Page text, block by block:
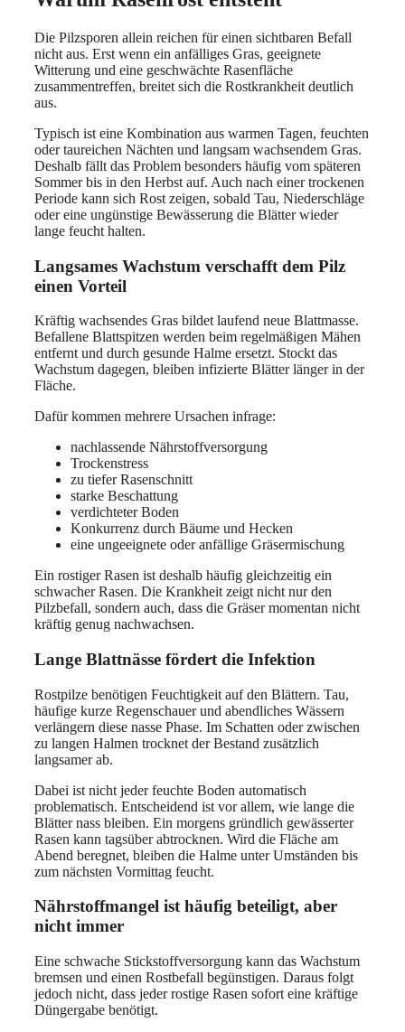
Die Pilzsporen allein reichen für einen sichtbaren Befall
nicht aus. Erst wenn ein anfälliges Gras, geeignete
Witterung und eine geschwächte Rasenfläche
zusammentreffen, breitet sich die Rostkrankheit deutlich
aus.
Typisch ist eine Kombination aus warmen Tagen, feuchten
oder taureichen Nächten und langsam wachsendem Gras.
Deshalb fällt das Problem besonders häufig vom späteren
Sommer bis in den Herbst auf. Auch nach einer trockenen
Periode kann sich Rost zeigen, sobald Tau, Niederschläge
oder eine ungünstige Bewässerung die Blätter wieder
lange feucht halten.
Langsames Wachstum verschafft dem Pilz
einen Vorteil
Kräftig wachsendes Gras bildet laufend neue Blattmasse.
Befallene Blattspitzen werden beim regelmäßigen Mähen
entfernt und durch gesunde Halme ersetzt. Stockt das
Wachstum dagegen, bleiben infizierte Blätter länger in der
Fläche.
Dafür kommen mehrere Ursachen infrage:
nachlassende Nährstoffversorgung
Trockenstress
zu tiefer Rasenschnitt
starke Beschattung
verdichteter Boden
Konkurrenz durch Bäume und Hecken
eine ungeeignete oder anfällige Gräsermischung
Ein rostiger Rasen ist deshalb häufig gleichzeitig ein
schwacher Rasen. Die Krankheit zeigt nicht nur den
Pilzbefall, sondern auch, dass die Gräser momentan nicht
kräftig genug nachwachsen.
Lange Blattnässe fördert die Infektion
Rostpilze benötigen Feuchtigkeit auf den Blättern. Tau,
häufige kurze Regenschauer und abendliches Wässern
verlängern diese nasse Phase. Im Schatten oder zwischen
zu langen Halmen trocknet der Bestand zusätzlich
langsamer ab.
Dabei ist nicht jeder feuchte Boden automatisch
problematisch. Entscheidend ist vor allem, wie lange die
Blätter nass bleiben. Ein morgens gründlich gewässerter
Rasen kann tagsüber abtrocknen. Wird die Fläche am
Abend beregnet, bleiben die Halme unter Umständen bis
zum nächsten Vormittag feucht.
Nährstoffmangel ist häufig beteiligt, aber
nicht immer
Eine schwache Stickstoffversorgung kann das Wachstum
bremsen und einen Rostbefall begünstigen. Daraus folgt
jedoch nicht, dass jeder rostige Rasen sofort eine kräftige
Düngergabe benötigt.